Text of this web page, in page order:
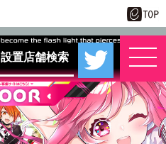
設置店舗検索